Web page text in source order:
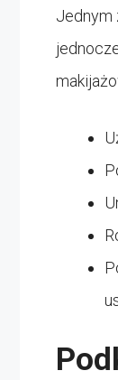
Jednym